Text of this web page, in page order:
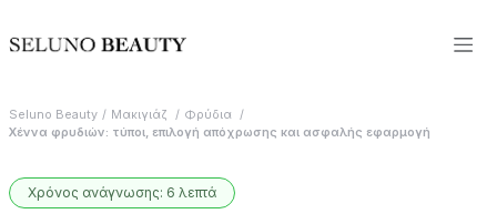
Seluno Beauty Μακιγιάζ
Φρύδια
Χέννα φρυδιών: τύποι, επιλογή απόχρωσης και ασφαλής εφαρμογή
Χρόνος ανάγνωσης: 6 λεπτά